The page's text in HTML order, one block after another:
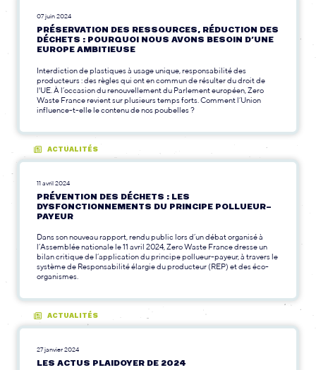
07 juin 2024
PRÉSERVATION DES RESSOURCES, RÉDUCTION DES
DÉCHETS : POURQUOI NOUS AVONS BESOIN D’UNE
EUROPE AMBITIEUSE
Interdiction de plastiques à usage unique, responsabilité des
producteurs : des règles qui ont en commun de résulter du droit de
l'UE. À l’occasion du renouvellement du Parlement européen, Zero
Waste France revient sur plusieurs temps forts. Comment l’Union
influence-t-elle le contenu de nos poubelles ?
ACTUALITÉS
11 avril 2024
PRÉVENTION DES DÉCHETS : LES
DYSFONCTIONNEMENTS DU PRINCIPE POLLUEUR-
PAYEUR
Dans son nouveau rapport, rendu public lors d’un débat organisé à
l’Assemblée nationale le 11 avril 2024, Zero Waste France dresse un
bilan critique de l’application du principe pollueur-payeur, à travers le
système de Responsabilité élargie du producteur (REP) et des éco-
organismes.
ACTUALITÉS
27 janvier 2024
LES ACTUS PLAIDOYER DE 2024